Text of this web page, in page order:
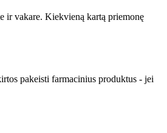
ir vakare. Kiekvieną kartą priemonę
pakeisti farmacinius produktus - jei